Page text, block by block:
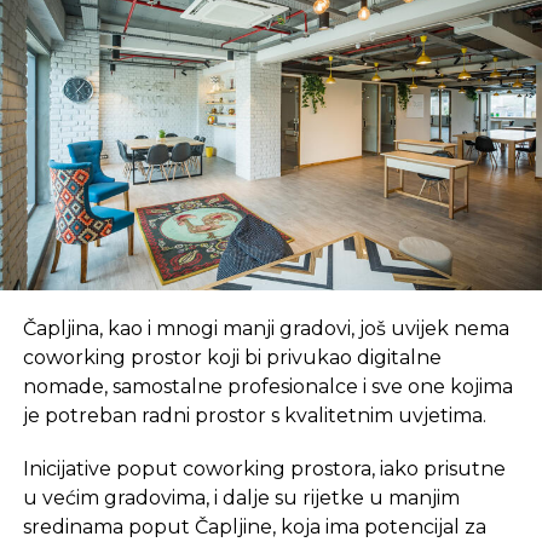
smanjenja duga i bolje i uspješnije Hrvatske“, rekao
je premijer Orešković 15. januara ove godine kada
se vratio iz austrijskog Kitzbühela gdje je
razgovarao s financijerima i kupcima državnog
duga na neformalnom druženju u organizaciji
bankarske grupacije UniCredit.
Sporni konkurs
Podsjetimo, Index je prvi pisao kako je Državni ured
u kojem se traže savjetnici za „početnu i nezavisnu
ocjenu portfelja trgovačkih društava u vlasništvu
RH prije donošenja odluka o privatizaciji“.
krivo izvještava, jer je analiza „temelj za izradu
strategije odnosa prema tim društvima, a ne
njihovu procjenu“.
Čapljina, kao i mnogi manji gradovi, još uvijek nema
coworking prostor koji bi privukao digitalne
nomade, samostalne profesionalce i sve one kojima
je potreban radni prostor s kvalitetnim uvjetima.
Inicijative poput coworking prostora, iako prisutne
u većim gradovima, i dalje su rijetke u manjim
sredinama poput Čapljine, koja ima potencijal za